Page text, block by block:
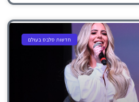
חדשות סלבס בעולם